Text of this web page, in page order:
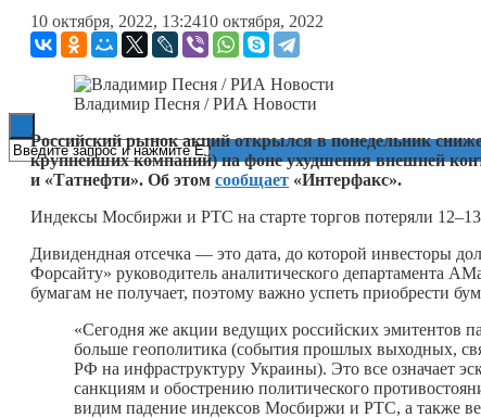
ESG
10 октября, 2022, 13:2410 октября, 2022
Владимир Песня / РИА Новости
Российский рынок акций открылся в понедельник
крупнейших компаний) на фоне ухудшения внешней
и «Татнефти». Об этом сообщает «Интерфакс».
Индексы Мосбиржи и РТС на старте торгов потеряли
Дивидендная отсечка — это дата, до которой инвесторы
Форсайту» руководитель аналитического департамента
бумагам не получает, поэтому важно успеть приобрести
«Сегодня же акции ведущих российских эмитентов
больше геополитика (события прошлых выходных,
РФ на инфраструктуру Украины). Это все означает
санкциям и обострению политического
видим падение индексов Мосбиржи и РТС, а также